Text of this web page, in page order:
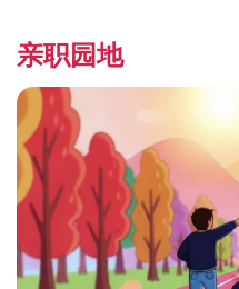
亲职园地